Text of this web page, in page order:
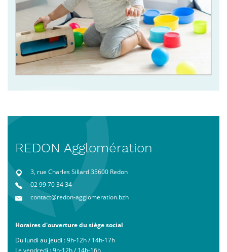
REDON Agglomération
3, rue Charles Sillard 35600 Redon
02 99 70 34 34
contact@redon-agglomeration.bzh
Horaires d'ouverture du siège social
Du lundi au jeudi : 9h-12h / 14h-17h
Le vendredi : 9h-12h / 14h-16h